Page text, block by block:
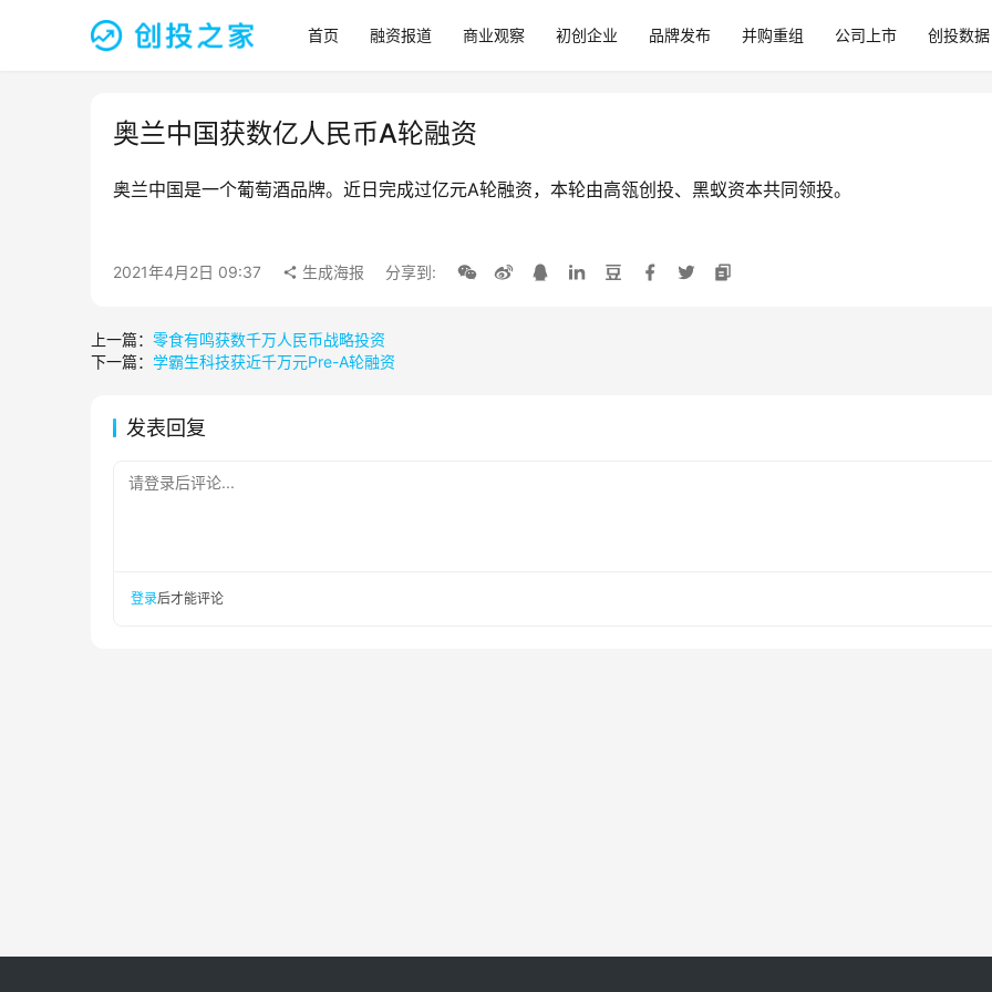
首页 融资报道 商业观察 初创企业 品牌发布 并购重组 公司上市 创投数据
奥兰中国获数亿人民币A轮融资
奥兰中国是一个葡萄酒品牌。近日完成过亿元A轮融资，本轮由高瓴创投、黑蚁资本共同领投。
2021年4月2日 09:37 生成海报 分享到:
上一篇： 零食有鸣获数千万人民币战略投资
下一篇： 学霸生科技获近千万元Pre-A轮融资
发表回复
请登录后评论...
登录后才能评论